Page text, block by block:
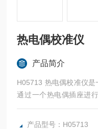
热电偶校准仪
产品简介
H05713 热电偶校准仪
通过一个热电偶插座进
号。
产品型号：H05713